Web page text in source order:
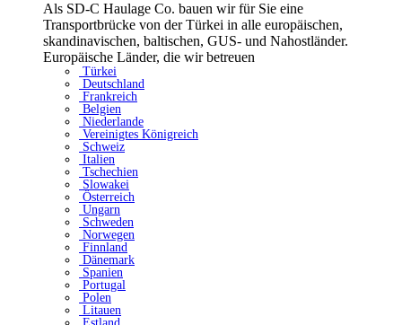
Als SD-C Haulage Co. bauen wir für Sie eine
Transportbrücke von der Türkei in alle europäischen,
skandinavischen, baltischen, GUS- und Nahostländer.
Europäische Länder, die wir betreuen
Türkei
Deutschland
Frankreich
Belgien
Niederlande
Vereinigtes Königreich
Schweiz
Italien
Tschechien
Slowakei
Österreich
Ungarn
Schweden
Norwegen
Finnland
Dänemark
Spanien
Portugal
Polen
Litauen